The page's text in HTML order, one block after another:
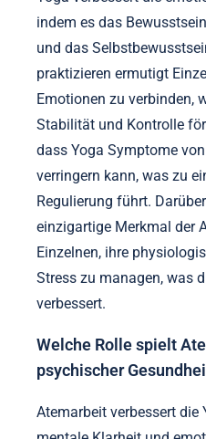
indem es das
und das
praktizieren ermutigt
Emotionen zu verbinden,
Stabilität und Kontrolle
dass Yoga Symptome
verringern kann, was zu
Regulierung führt.
einzigartige Merkmal der
Einzelnen, ihre
Stress zu managen, was
verbessert.
Welche Rolle spielt
psychischer
Atemarbeit verbessert die